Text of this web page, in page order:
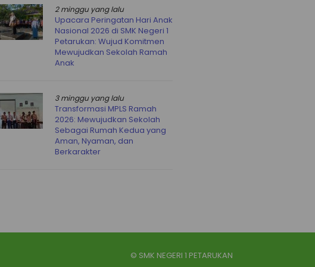
2 minggu yang lalu
Upacara Peringatan Hari Anak
Nasional 2026 di SMK Negeri 1
Petarukan: Wujud Komitmen
Mewujudkan Sekolah Ramah
Anak
3 minggu yang lalu
Transformasi MPLS Ramah
2026: Mewujudkan Sekolah
Sebagai Rumah Kedua yang
Aman, Nyaman, dan
Berkarakter
© SMK NEGERI 1 PETARUKAN